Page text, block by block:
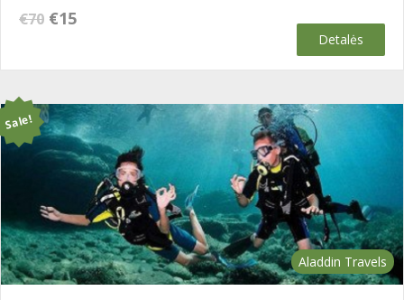
€70 Original
€70.
€15Current
€15.
Detalės
Sale!
Aladdin Travels